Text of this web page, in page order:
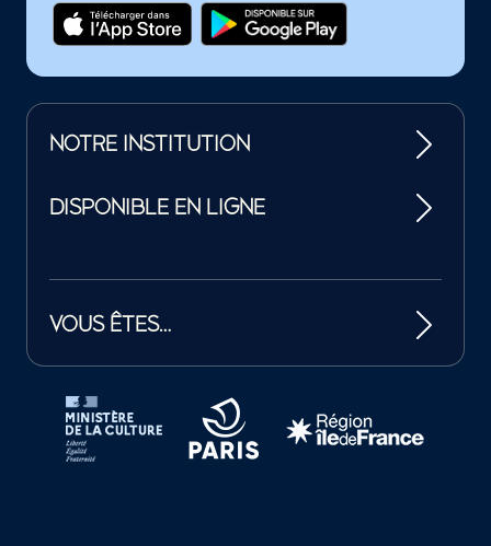
NOTRE INSTITUTION
DISPONIBLE EN LIGNE
VOUS ÊTES…
Tutelles et mécènes de la Philharmonie de Paris